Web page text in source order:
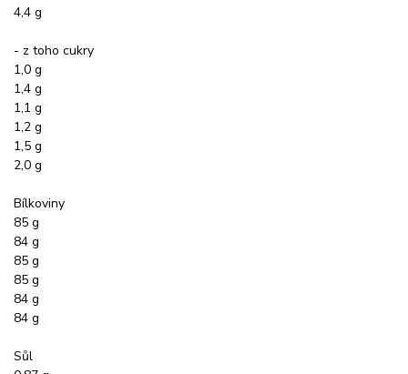
4,4 g
- z toho cukry
1,0 g
1,4 g
1,1 g
1,2 g
1,5 g
2,0 g
Bílkoviny
85 g
84 g
85 g
85 g
84 g
84 g
Sůl